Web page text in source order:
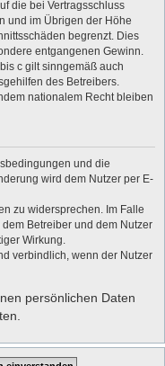
die bei Vertragsschluss
und im Übrigen der Höhe
begrenzt. Dies
entgangenen Gewinn.
c gilt sinngemäß auch
des Betreibers.
nationalem Recht bleiben
und die
wird dem Nutzer per E-
zu widersprechen. Im Falle
Betreiber und dem Nutzer
Wirkung.
verbindlich, wenn der Nutzer
persönlichen Daten